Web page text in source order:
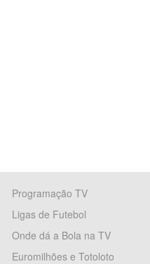
Programação TV
Ligas de Futebol
Onde dá a Bola na TV
Euromilhões e Totoloto